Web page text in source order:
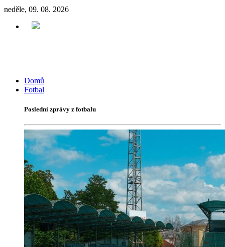
neděle, 09. 08. 2026
Domů
Fotbal
Poslední zprávy z fotbalu